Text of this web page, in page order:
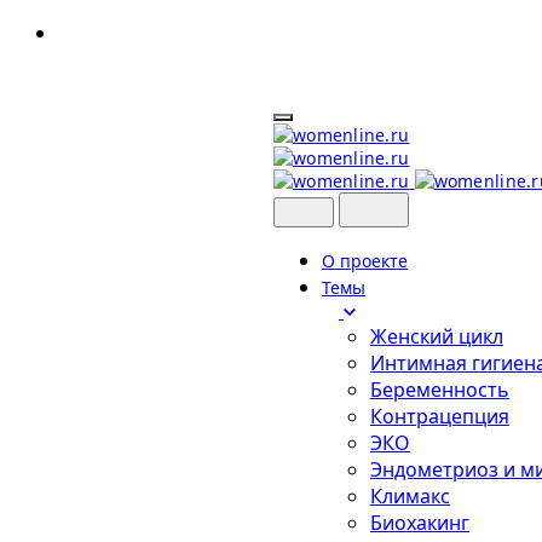
О проекте
Темы
Женский цикл
Интимная
Беременность
Контрацепция
ЭКО
Эндометриоз и
Климакс
Биохакинг